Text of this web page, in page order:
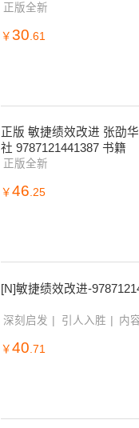
正版全新
￥ 30 .61
正版 敏捷绩效改进 张劭
社 9787121441387 书籍
正版全新
￥ 46.25
[N]敏捷绩效改进-
深刻启发 引人入胜 内
￥ 40 .71